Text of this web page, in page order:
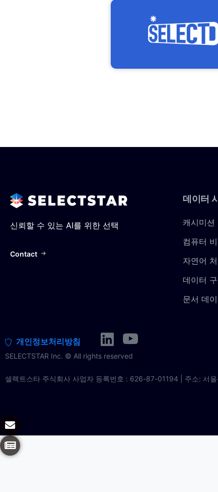
신뢰할 수 있는 AI를 위한 선택
Contact
데이터
캐시미션
컴퓨터
자연어
데이터
문서 데
개인정보처리방침
SELECTSTAR Inc. © All rights reserved
셀렉트스타 주식회사 사업자 등록번호 : 626-87-01194 | 주소: 서